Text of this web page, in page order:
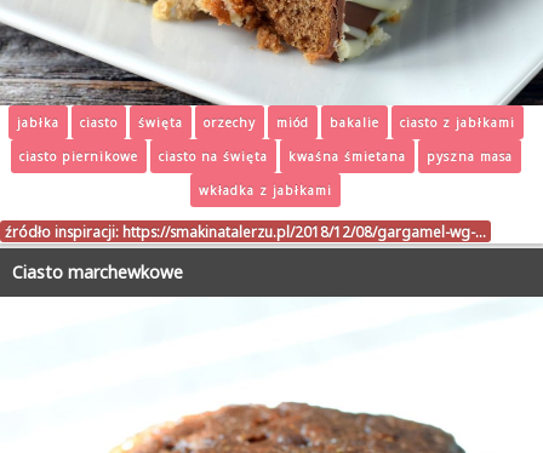
jabłka ciasto święta orzechy miód bakalie
ciasto z jabłkami
ciasto piernikowe
ciasto na święta kwaśna śmietana
pyszna masa
wkładka z jabłkami
źródło inspiracji: https://smakinatalerzu.pl/2018/12/08/gargamel-wg-…
Ciasto marchewkowe